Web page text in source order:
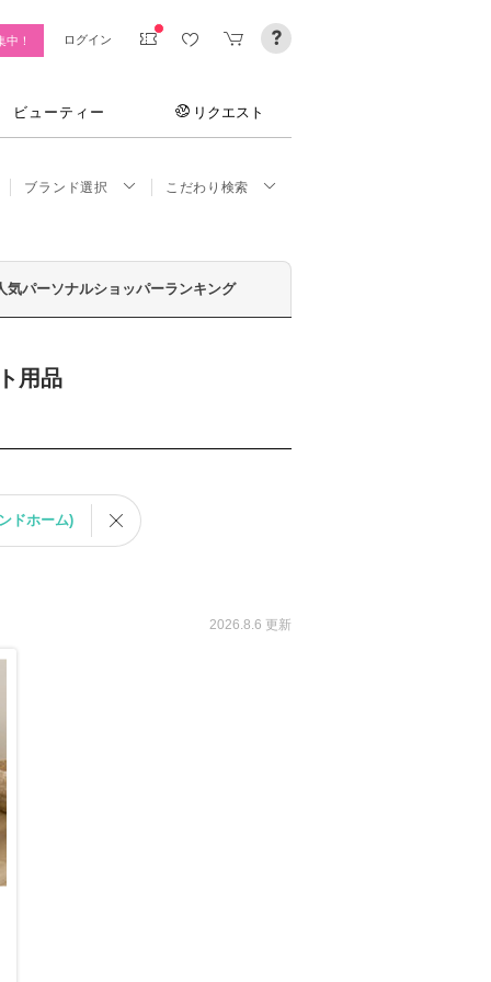
中！ ログイン
ビューティー リクエスト
ブランド選択 こだわり検索
気パーソナルショッパーランキング
用品
ドホーム)
2026.8.6 更新